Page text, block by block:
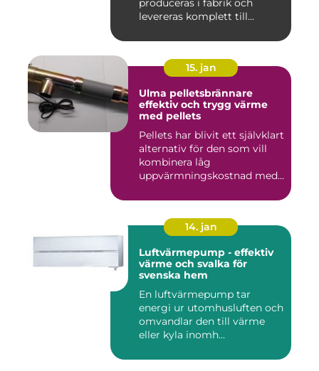
produceras i fabrik och
levereras komplett till
15. jan
Ulma pelletsbrännare
effektiv och trygg värme
med pellets
Pellets har blivit ett självklart
alternativ för den som vill
kombinera låg
uppvärmningskostnad med
14. jan
Luftvärmepump - effektiv
värme och svalka för
svenska hem
En luftvärmepump tar
energi ur utomhusluften och
omvandlar den till värme
eller kyla inomh...